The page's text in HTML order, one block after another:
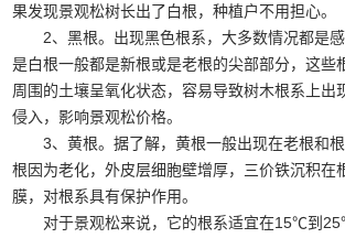
果发现景观松树长出了白根，种植户不用担心。
2、黑根。出现黑色根系，大多数情况都是
是白根一般都是新根或是老根的尖部部分，这些
周围的土壤呈氧化状态，容易导致树木根系上出
侵入，影响景观松价格。
3、黄根。据了解，黄根一般出现在老根和
根因为老化，外皮层细胞壁增厚，三价铁沉积在
膜，对根系具有保护作用。
对于景观松来说，它的根系适宜在15℃到